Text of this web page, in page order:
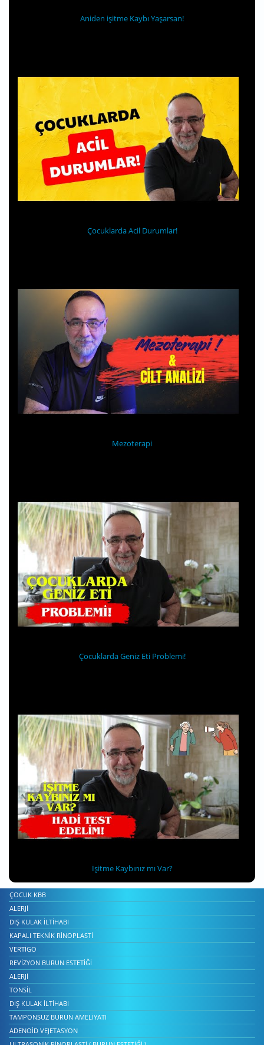
Aniden işitme Kaybı Yaşarsan!
Çocuklarda Acil Durumlar!
Mezoterapi
Çocuklarda Geniz Eti Problemi!
İşitme Kaybınız mı Var?
ÇOCUK KBB
ALERJI
DIŞ KULAK İLTIHABI
KAPALI TEKNIK RINOPLASTI
VERTIGO
REVIZYON BURUN ESTETIĞI
ALERJI
TONSIL
DIŞ KULAK İLTIHABI
TAMPONSUZ BURUN AMELIYATI
ADENOID VEJETASYON